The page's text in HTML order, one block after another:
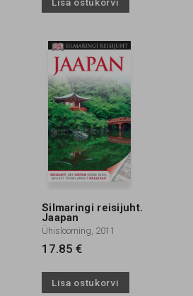
Lisa ostukorvi
Silmaringi reisijuht.
Jaapan
Ühislooming, 2011
17.85 €
Lisa ostukorvi